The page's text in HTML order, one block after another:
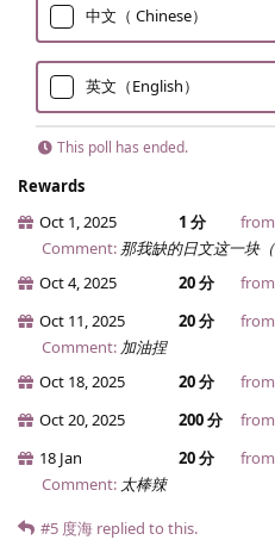
中文（ Chinese）
英文（English）
This poll has ended.
Rewards
Oct 1, 2025
1 分 from
Comment: 那我缺的日文这一块（
Oct 4, 2025
20 分 from
Oct 11, 2025
20 分 from
Comment: 加油捏
Oct 18, 2025
20 分 from
Oct 20, 2025
200 分 from
18 Jan
20 分 from
Comment: 太棒辣
#5 度海 replied to this.